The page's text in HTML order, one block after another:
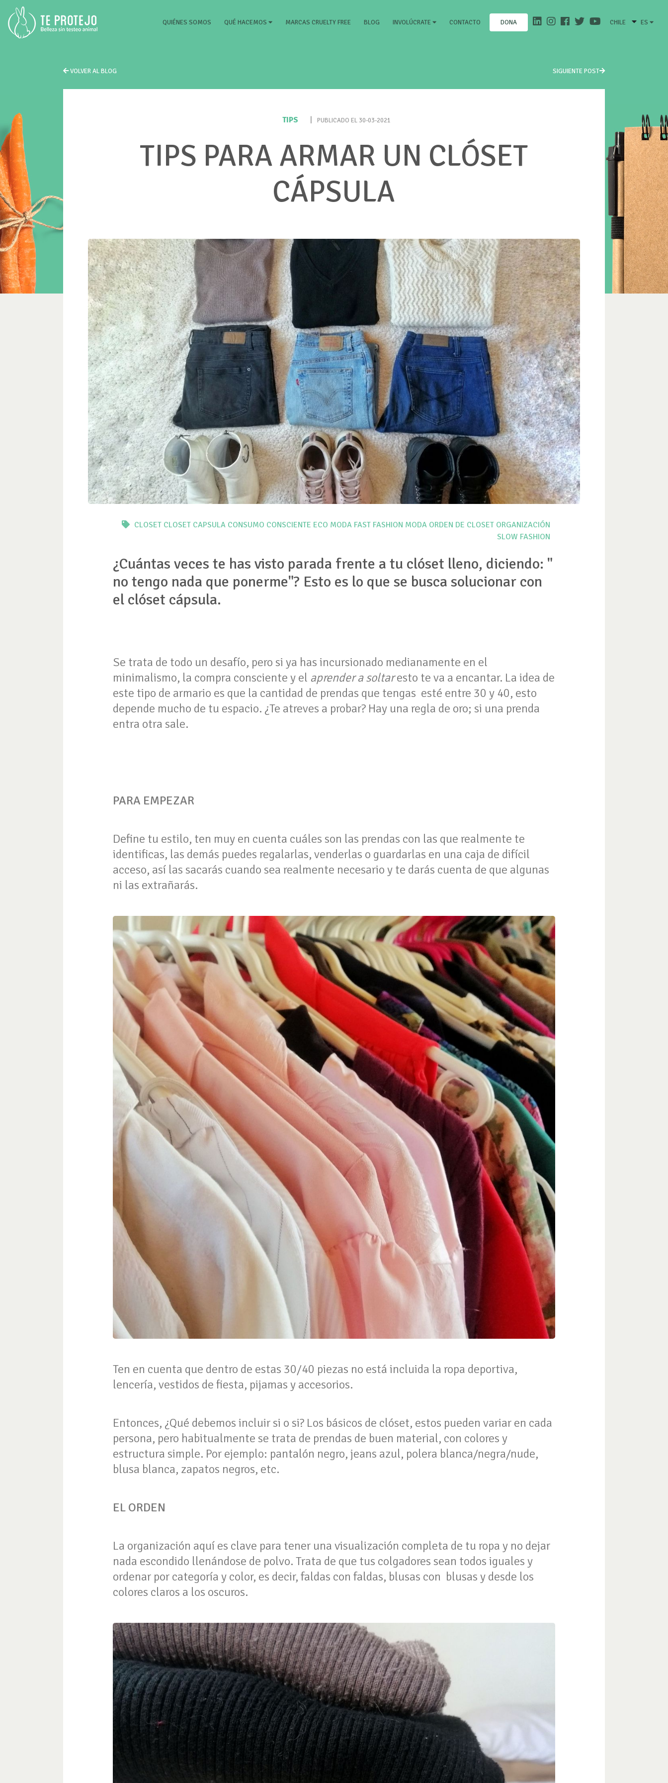
QUIÉNES SOMOS (CURRENT)
QUÉ HACEMOS MARCAS CRUELTY FREE BLOG INVOLÚCRATE CONTACTO DONA CHILE ES
VOLVER AL BLOG SIGUIENTE POST
TIPS PUBLICADO EL 30-03-2021
TIPS PARA ARMAR UN CLÓSET
CÁPSULA
CLOSET CLOSET CAPSULA CONSUMO CONSCIENTE ECO MODA FAST FASHION MODA ORDEN DE CLOSET ORGANIZACIÓN
SLOW FASHION
¿Cuántas veces te has visto parada frente a tu clóset lleno, diciendo: "
no tengo nada que ponerme"? Esto es lo que se busca solucionar con
el clóset cápsula.
Se trata de todo un desafío, pero si ya has incursionado medianamente en el
minimalismo, la compra consciente y el aprender a soltaresto te va a encantar. La idea de
este tipo de armario es que la cantidad de prendas que tengas esté entre 30 y 40, esto
depende mucho de tu espacio. ¿Te atreves a probar? Hay una regla de oro; si una prenda
entra otra sale.
PARA EMPEZAR
Define tu estilo, ten muy en cuenta cuáles son las prendas con las que realmente te
identificas, las demás puedes regalarlas, venderlas o guardarlas en una caja de difícil
acceso, así las sacarás cuando sea realmente necesario y te darás cuenta de que algunas
ni las extrañarás.
Ten en cuenta que dentro de estas 30/40 piezas no está incluida la ropa deportiva,
lencería, vestidos de fiesta, pijamas y accesorios.
Entonces, ¿Qué debemos incluir si o si? Los básicos de clóset, estos pueden variar en cada
persona, pero habitualmente se trata de prendas de buen material, con colores y
estructura simple. Por ejemplo: pantalón negro, jeans azul, polera blanca/negra/nude,
blusa blanca, zapatos negros, etc.
EL ORDEN
La organización aquí es clave para tener una visualización completa de tu ropa y no dejar
nada escondido llenándose de polvo. Trata de que tus colgadores sean todos iguales y
ordenar por categoría y color, es decir, faldas con faldas, blusas con blusas y desde los
colores claros a los oscuros.